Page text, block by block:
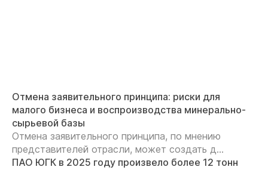
Отмена заявительного принципа: риски для
малого бизнеса и воспроизводства минерально-
сырьевой базы
Отмена заявительного принципа, по мнению
представителей отрасли, может создать д...
ПАО ЮГК в 2025 году произвело более 12 тонн